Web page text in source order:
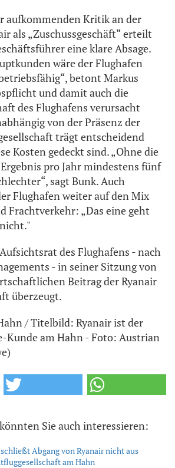
aufkommenden Kritik an der
als „Zuschussgeschäft“ erteilt
eine klare Absage.
wäre der Flughafen
betont Markus
und damit auch die
des Flughafens verursacht
von der Präsenz der
trägt entscheidend
Kosten gedeckt sind. „Ohne die
pro Jahr mindestens fünf
sagt Bunk. Auch
Flughafen weiter auf den Mix
Frachtverkehr: „Das eine geht
des Flughafens - nach
- in seiner Sitzung von
Beitrag der Ryanair
überzeugt.
/ Titelbild: Ryanair ist der
am Hahn - Foto: Austrian
Sie auch interessieren:
Abgang von Ryanair nicht aus
am Hahn